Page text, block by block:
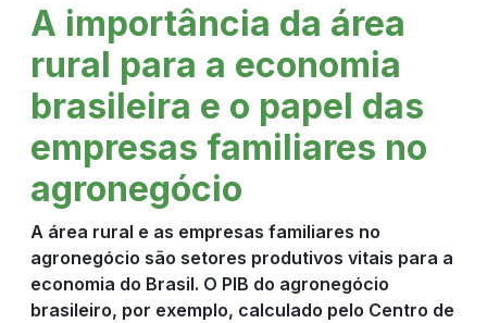
A importância da área
rural para a economia
brasileira e o papel das
empresas familiares no
agronegócio
A área rural e as empresas familiares no
agronegócio são setores produtivos vitais para a
economia do Brasil. O PIB do agronegócio
brasileiro, por exemplo, calculado pelo Centro de